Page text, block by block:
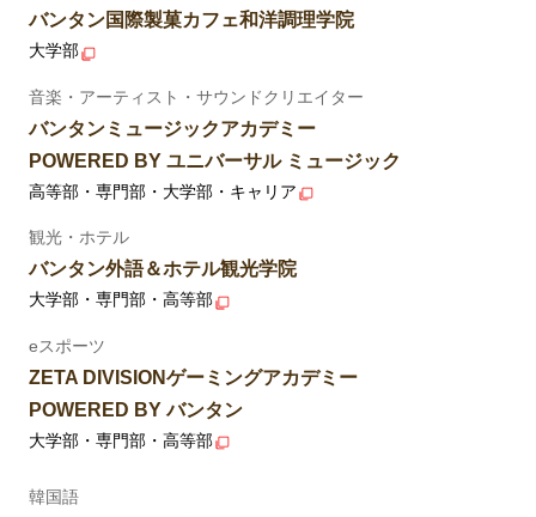
バンタン国際製菓カフェ和洋調理学院
大学部
音楽・アーティスト・サウンドクリエイター
バンタンミュージックアカデミー
POWERED BY ユニバーサル ミュージック
高等部・専門部・大学部・キャリア
観光・ホテル
バンタン外語＆ホテル観光学院
大学部・専門部・高等部
eスポーツ
ZETA DIVISIONゲーミングアカデミー
POWERED BY バンタン
大学部・専門部・高等部
韓国語